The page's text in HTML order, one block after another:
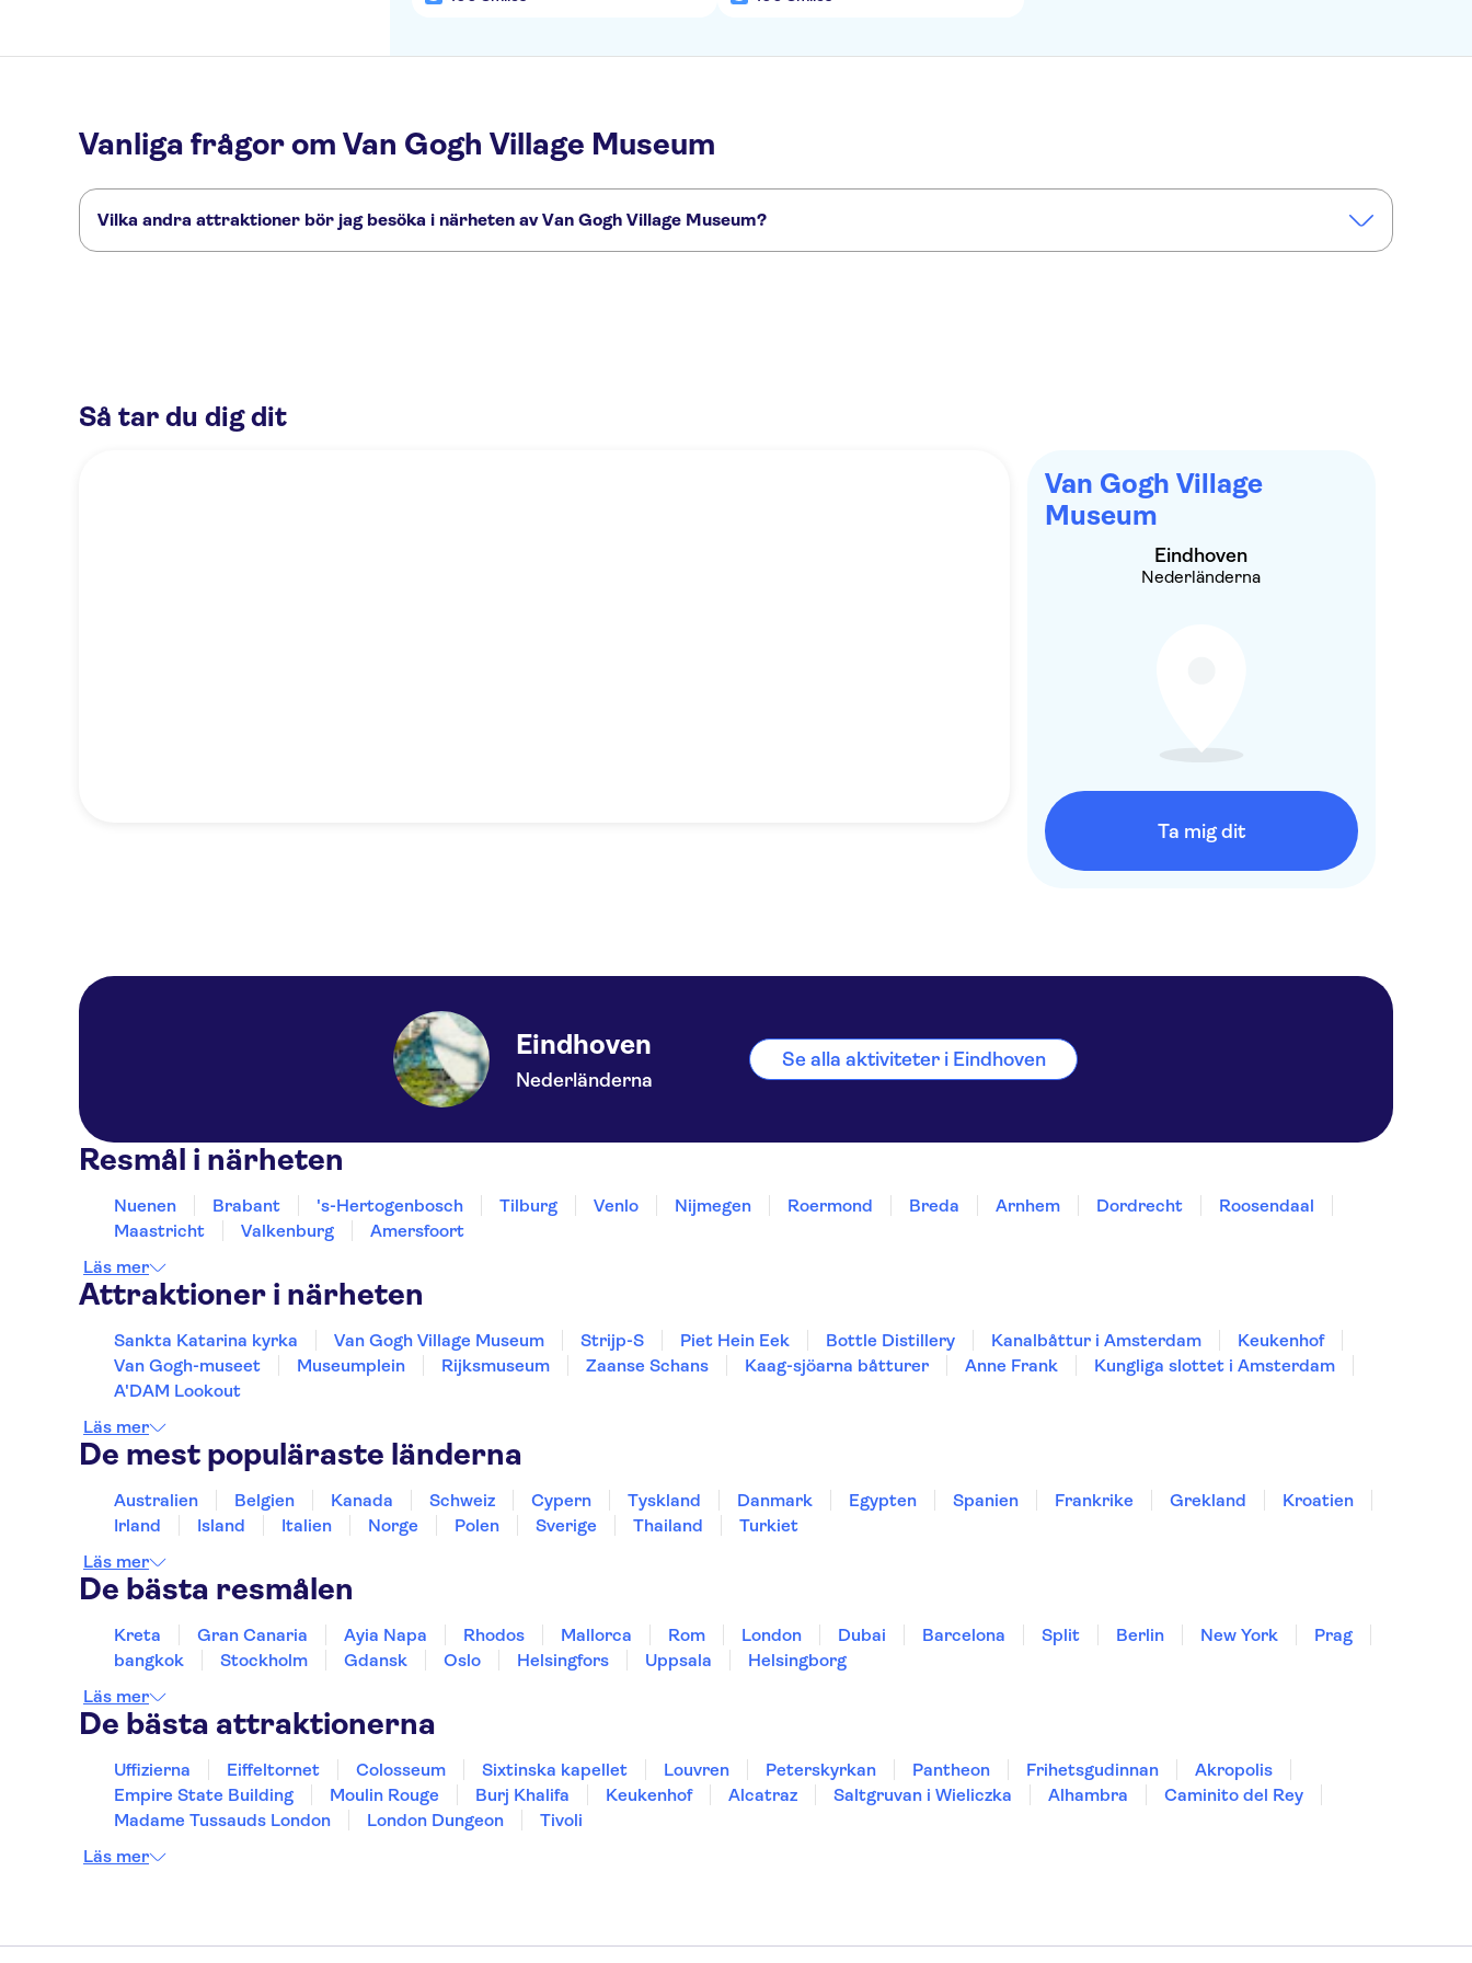
Vanliga frågor om Van Gogh Village Museum
Vilka andra attraktioner bör jag besöka i närheten av Van Gogh Village Museum?
Så tar du dig dit
Van Gogh Village
Museum
Eindhoven
Nederländerna
Ta mig dit
Eindhoven
Nederländerna
Se alla aktiviteter i Eindhoven
Resmål i närheten
Nuenen Brabant 's-Hertogenbosch Tilburg Venlo Nijmegen Roermond Breda Arnhem Dordrecht
Roosendaal
Maastricht
Valkenburg
Amersfoort
Läs mer
Attraktioner i närheten
Sankta Katarina kyrka Van Gogh Village Museum Strijp-S Piet Hein Eek Bottle Distillery Kanalbåttur i Amsterdam
Keukenhof
Van Gogh-museet
Museumplein Rijksmuseum Zaanse Schans Kaag-sjöarna båtturer Anne Frank
Kungliga slottet i Amsterdam
A'DAM Lookout
Läs mer
De mest populäraste länderna
Australien Belgien Kanada Schweiz Cypern Tyskland Danmark Egypten Spanien Frankrike Grekland
Kroatien
Irland
Island Italien Norge Polen Sverige Thailand
Turkiet
Läs mer
De bästa resmålen
Kreta Gran Canaria Ayia Napa Rhodos Mallorca Rom London Dubai Barcelona Split Berlin New York
Prag
bangkok
Stockholm Gdansk Oslo Helsingfors Uppsala
Helsingborg
Läs mer
De bästa attraktionerna
Uffizierna Eiffeltornet Colosseum Sixtinska kapellet Louvren Peterskyrkan Pantheon Frihetsgudinnan
Akropolis
Empire State Building
Moulin Rouge Burj Khalifa Keukenhof Alcatraz Saltgruvan i Wieliczka Alhambra
Caminito del Rey
Madame Tussauds London
London Dungeon
Tivoli
Läs mer